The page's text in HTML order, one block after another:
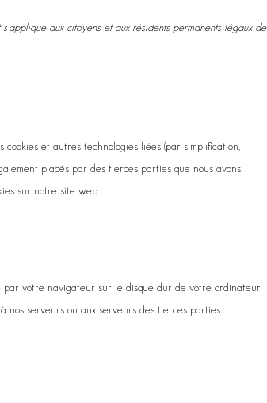
aux citoyens et aux résidents permanents légaux de
et autres technologies liées (par simplification,
placés par des tierces parties que nous avons
sur notre site web.
par votre navigateur sur le disque dur de votre ordinateur
nos serveurs ou aux serveurs des tierces parties